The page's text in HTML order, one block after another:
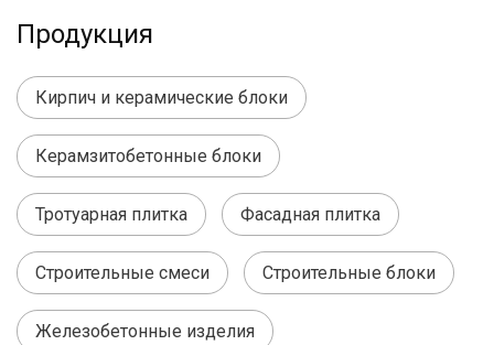
Продукция
Кирпич и керамические блоки
Керамзитобетонные блоки
Тротуарная плитка Фасадная плитка
Строительные смеси Строительные блоки
Железобетонные изделия